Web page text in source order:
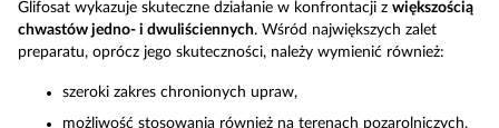
Glifosat wykazuje skuteczne działanie w konfrontacji z większością
chwastów jedno- i dwuliściennych. Wśród największych zalet
preparatu, oprócz jego skuteczności, należy wymienić również:
szeroki zakres chronionych upraw,
możliwość stosowania również na terenach pozarolniczych,